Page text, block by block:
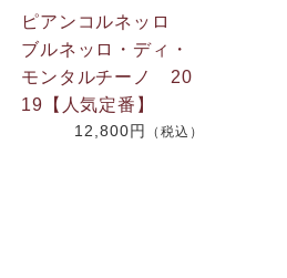
ピアンコルネッロ
ブルネッロ・ディ・
モンタルチーノ 20
19【人気定番】
12,800円 （税込）